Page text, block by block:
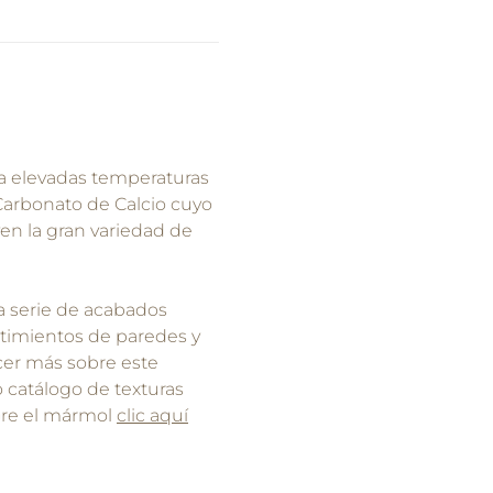
elevadas temperaturas
de Calcio cuyo
la gran variedad de
serie de acabados
de paredes y
más sobre este
catálogo de texturas
el mármol clic aquí